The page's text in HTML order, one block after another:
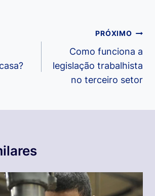
PRÓXIMO
Como funciona a
legislação trabalhista
no terceiro setor